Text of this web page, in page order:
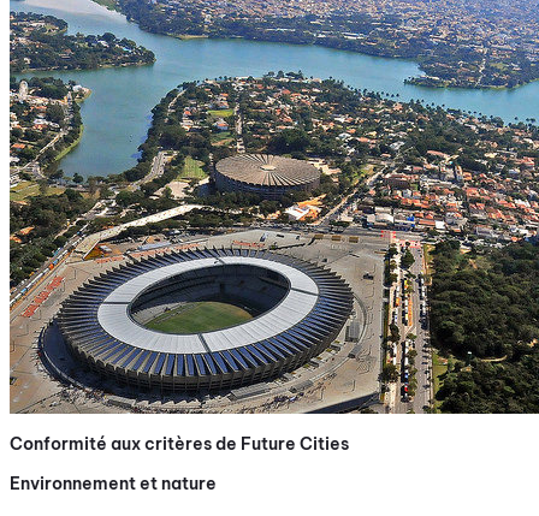
Conformité aux critères de Future Cities
Environnement et nature